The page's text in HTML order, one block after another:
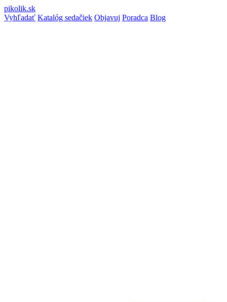
pikolik.sk
Vyhľadať Katalóg sedačiek Objavuj Poradca Blog